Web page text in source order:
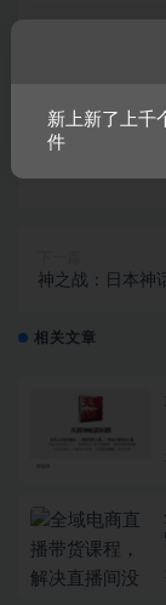
神之战：日本神
相关文章
新上新了上千
件